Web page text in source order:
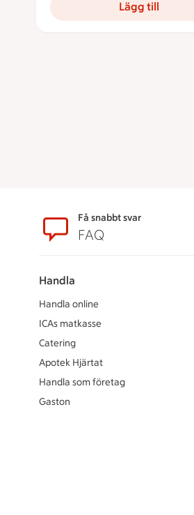
Lägg till
SidfotFå snabbt svar
FAQ
Handla
Handla online
ICAs matkasse
Catering
Apotek Hjärtat
Handla som företag
Gaston